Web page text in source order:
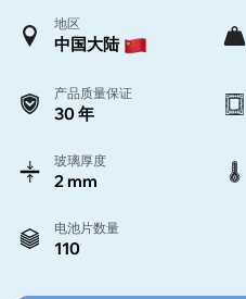
地区
中国大陆
产品质量保证
30 年
玻璃厚度
2 mm
电池片数量
110